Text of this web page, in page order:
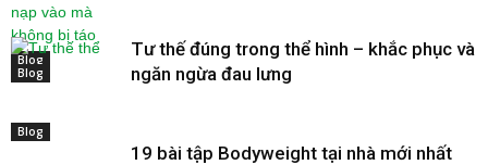
Blog
Blog
Tư thế đúng trong thể hình – khắc phục và
ngăn ngừa đau lưng
Blog
19 bài tập Bodyweight tại nhà mới nhất